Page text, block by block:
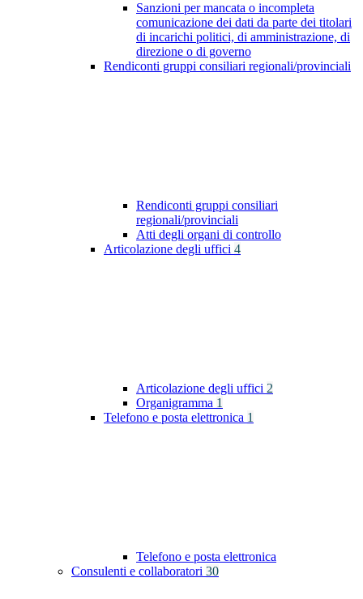
Sanzioni per mancata o incompleta
comunicazione dei dati da parte dei titolari
di incarichi politici, di amministrazione, di
direzione o di governo
Rendiconti gruppi consiliari regionali/provinciali
Rendiconti gruppi consiliari
regionali/provinciali
Atti degli organi di controllo
Articolazione degli uffici 4
Articolazione degli uffici 2
Organigramma 1
Telefono e posta elettronica 1
Telefono e posta elettronica
Consulenti e collaboratori 30